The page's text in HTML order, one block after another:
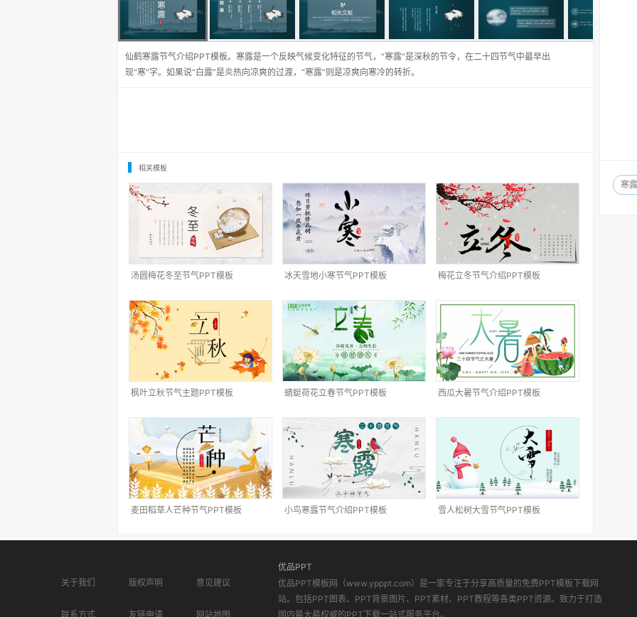
寒
仙鹤寒露节气介绍PPT模板。寒露是一个反映气候变化特征的节气，“寒露”是深秋的节令，在二十四节气中最早出
现“寒”字。如果说“白露”是炎热向凉爽的过渡，“寒露”则是凉爽向寒冷的转折。
相关模板
汤圆梅花冬至节气PPT模板 冰天雪地小寒节气PPT模板 梅花立冬节气介绍PPT模板
枫叶立秋节气主题PPT模板 蜻蜓荷花立春节气PPT模板 西瓜大暑节气介绍PPT模板
麦田稻草人芒种节气PPT模板 小鸟寒露节气介绍PPT模板 雪人松树大雪节气PPT模板
关于我们 版权声明 意见建议
联系方式 友链申请 网站地图
优品PPT
优品PPT模板网（www.ypppt.com）是一家专注于分享高质量的免费PPT模板下载网
站。包括PPT图表、PPT背景图片、PPT素材、PPT教程等各类PPT资源。致力于打造
国内最大最权威的PPT下载一站式服务平台。